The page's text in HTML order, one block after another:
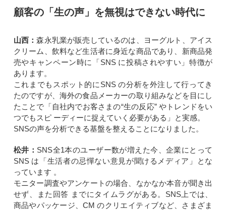
顧客の「生の声」を無視はできない時代に
山西：森永乳業が販売しているのは、ヨーグルト、アイス
クリーム、飲料など生活者に身近な商品であり、新商品発
売やキャンペーン時に「SNS に投稿されやすい」特徴が
あります。
これまでもスポット的にSNS の分析を外注して行ってき
たのですが、海外の食品メーカーの取り組みなどを目にし
たことで「自社内でお客さまの“生の反応” やトレンドをい
つでもスピ ーディーに捉えていく必要がある」と実感。
SNSの声を分析できる基盤を整えることになりました。
松井： SNS全1本のユーザー数が増えた今、企業にとって
SNS は「生活者の忌憚ない意見が聞けるメディア」とな
っています 。
モニター調査やアンケートの場合、なかなか本音が聞き出
せず、また回答 までにタイムラグがある。SNS上では、
商品やパッケージ、CM のクリエイティブなど、さまざま